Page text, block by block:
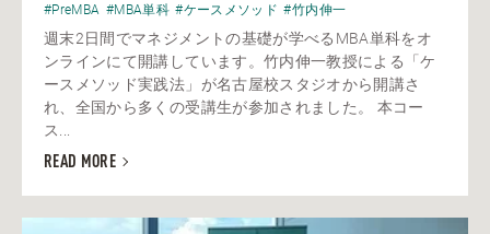
#PreMBA #MBA単科 #ケースメソッド #竹内伸一
週末2日間でマネジメントの基礎が学べるMBA単科をオ
ンラインにて開講しています。竹内伸一教授による「ケ
ースメソッド実践法」が名古屋校スタジオから開講さ
れ、全国から多くの受講生が参加されました。 本コー
ス...
READ MORE